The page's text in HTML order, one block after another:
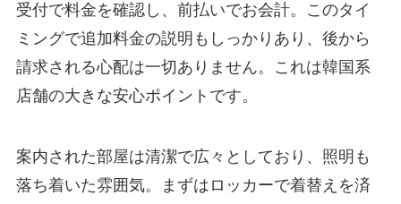
受付で料金を確認し、前払いでお会計。このタイ
ミングで追加料金の説明もしっかりあり、後から
請求される心配は一切ありません。これは韓国系
店舗の大きな安心ポイントです。
案内された部屋は清潔で広々としており、照明も
落ち着いた雰囲気。まずはロッカーで着替えを済